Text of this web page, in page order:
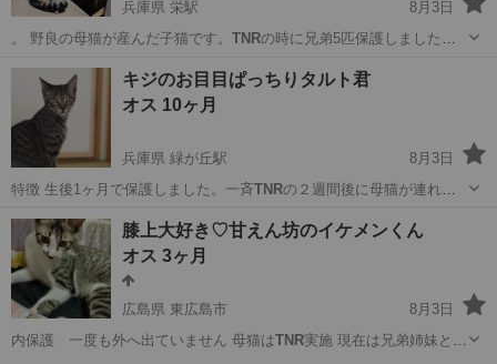
兵庫県 栄駅
8月3日
。 野良の母猫が産んだ子猫です。 TNRの時に兄弟5匹保護しました。
神戸市 猫 ワクチン
キジのお目目ぱっちりタルト君
オス 10ヶ月
兵庫県 緑が丘駅
8月3日
特徴 生後1ヶ月で保護しました。一斉TNRの２週間後に母猫が連れて
兵庫 三木市 緑が丘駅 猫 ワクチン
膝上大好き♡甘えん坊のイケメンくん
オス 3ヶ月
広島県 東広島市
8月3日
内保護 一度も外へ出ていません 母猫はTNR実施 現在は兄弟姉妹と元